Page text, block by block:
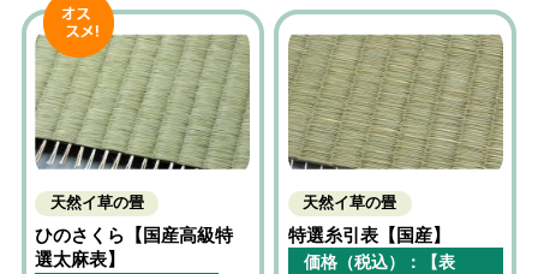
天然イ草の畳
ひのさくら【国産高級特
選太麻表】
天然イ草の畳
特選糸引表【国産】
価格（税込）：【表